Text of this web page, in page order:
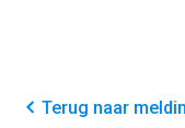
Terug naar